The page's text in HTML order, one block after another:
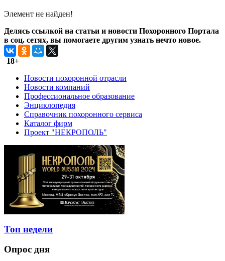
Элемент не найден!
Делясь ссылкой на статьи и новости Похоронного Портала
в соц. сетях, вы помогаете другим узнать нечто новое.
18+
Новости похоронной отрасли
Новости компаний
Профессиональное образование
Энциклопедия
Справочник похоронного сервиса
Каталог фирм
Проект "НЕКРОПОЛЬ"
Топ недели
Опрос дня